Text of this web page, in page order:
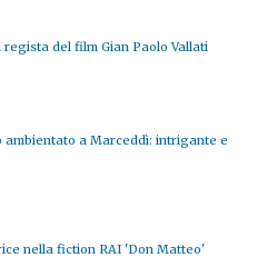
del film Gian Paolo Vallati
a Marceddì: intrigante e
nella fiction RAI 'Don Matteo'